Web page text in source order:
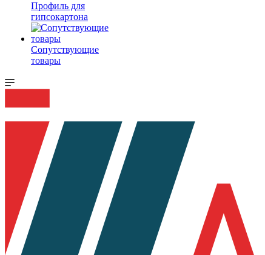
Профиль для
гипсокартона
Сопутствующие
товары